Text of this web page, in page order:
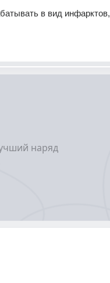
в вид инфарктов,